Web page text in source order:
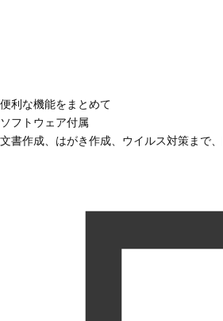
便利な機能をまとめて
ソフトウェア付属
文書作成、はがき作成、ウイルス対策まで